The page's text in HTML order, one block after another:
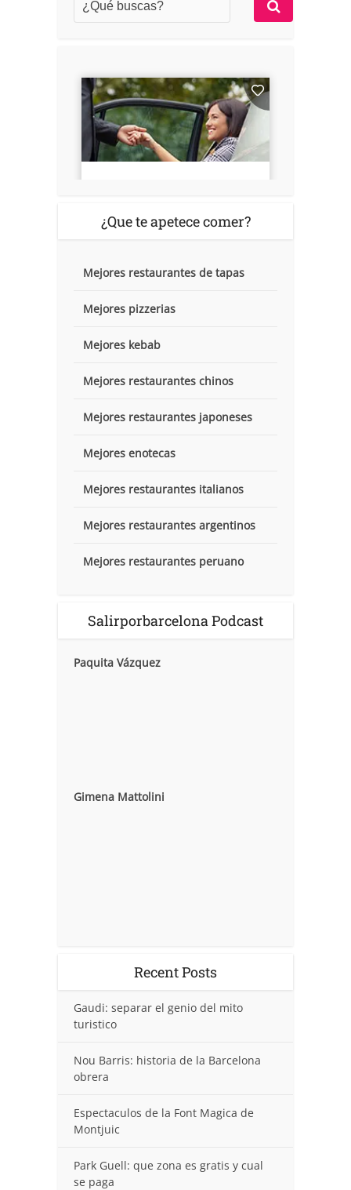
¿Que te apetece comer?
Mejores restaurantes de tapas
Mejores pizzerias
Mejores kebab
Mejores restaurantes chinos
Mejores restaurantes japoneses
Mejores enotecas
Mejores restaurantes italianos
Mejores restaurantes argentinos
Mejores restaurantes peruano
Salirporbarcelona Podcast
Paquita Vázquez
Gimena Mattolini
Recent Posts
Gaudi: separar el genio del mito
turistico
Nou Barris: historia de la Barcelona
obrera
Espectaculos de la Font Magica de
Montjuic
Park Guell: que zona es gratis y cual
se paga